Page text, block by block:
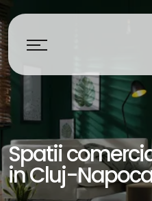
Spatii
in Cluj-